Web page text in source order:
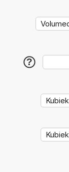
?